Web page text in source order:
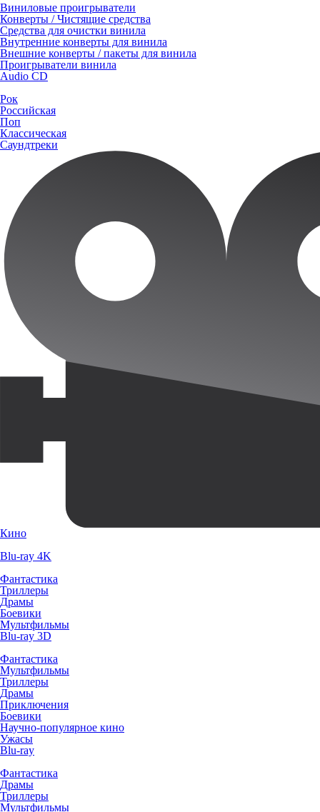
Виниловые проигрыватели
Конверты / Чистящие средства
Средства для очистки винила
Внутренние конверты для винила
Внешние конверты / пакеты для винила
Проигрыватели винила
Audio CD
Рок
Российская
Поп
Классическая
Саундтреки
Кино
Blu-ray 4K
Фантастика
Триллеры
Драмы
Боевики
Мультфильмы
Blu-ray 3D
Фантастика
Мультфильмы
Триллеры
Драмы
Приключения
Боевики
Научно-популярное кино
Ужасы
Blu-ray
Фантастика
Драмы
Триллеры
Мультфильмы